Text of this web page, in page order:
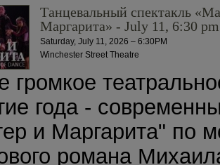
Танцевальный спектакль
Маргарита» - July 11, 6:30 pm
Saturday, July 11, 2026 – 6:30PM
Winchester Street Theatre
громкое
года -
и Маргарита" по
романа